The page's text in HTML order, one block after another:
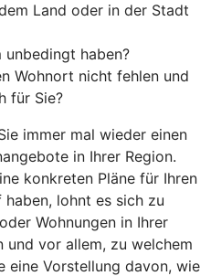
Land oder in der Stadt
unbedingt haben?
Wohnort nicht fehlen und
für Sie?
immer mal wieder einen
in Ihrer Region.
konkreten Pläne für Ihren
lohnt es sich zu
Wohnungen in Ihrer
und vor allem, zu welchem
eine Vorstellung davon, wie